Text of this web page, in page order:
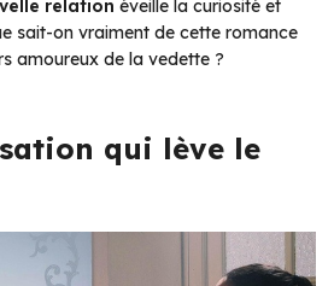
relation éveille la curiosité et
sait-on vraiment de cette romance
amoureux de la vedette ?
qui lève le